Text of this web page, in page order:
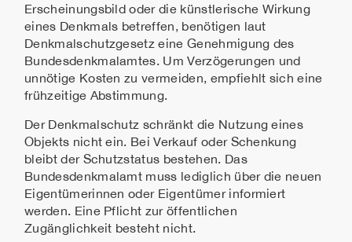
Erscheinungsbild oder die künstlerische Wirkung
eines Denkmals betreffen, benötigen laut
Denkmalschutzgesetz eine Genehmigung des
Bundesdenkmalamtes. Um Verzögerungen und
unnötige Kosten zu vermeiden, empfiehlt sich eine
frühzeitige Abstimmung.
Der Denkmalschutz schränkt die Nutzung eines
Objekts nicht ein. Bei Verkauf oder Schenkung
bleibt der Schutzstatus bestehen. Das
Bundesdenkmalamt muss lediglich über die neuen
Eigentümerinnen oder Eigentümer informiert
werden. Eine Pflicht zur öffentlichen
Zugänglichkeit besteht nicht.